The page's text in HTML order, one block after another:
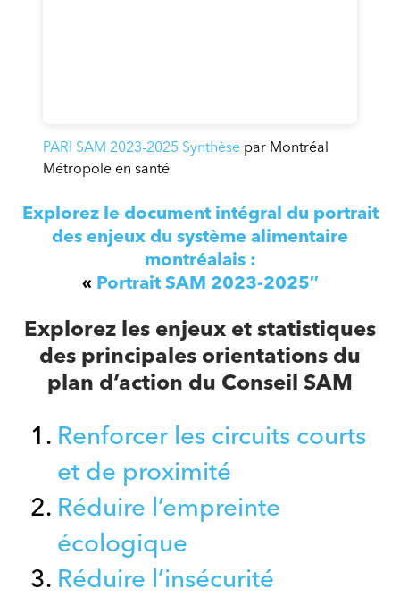
PARI SAM 2023-2025 Synthèse par Montréal
Métropole en santé
Explorez le document intégral du portrait
des enjeux du système alimentaire
montréalais :
« Portrait SAM 2023-2025″
Explorez les enjeux et statistiques
des principales orientations du
plan d’action du Conseil SAM
Renforcer les circuits courts
et de proximité
Réduire l’empreinte
écologique
Réduire l’insécurité